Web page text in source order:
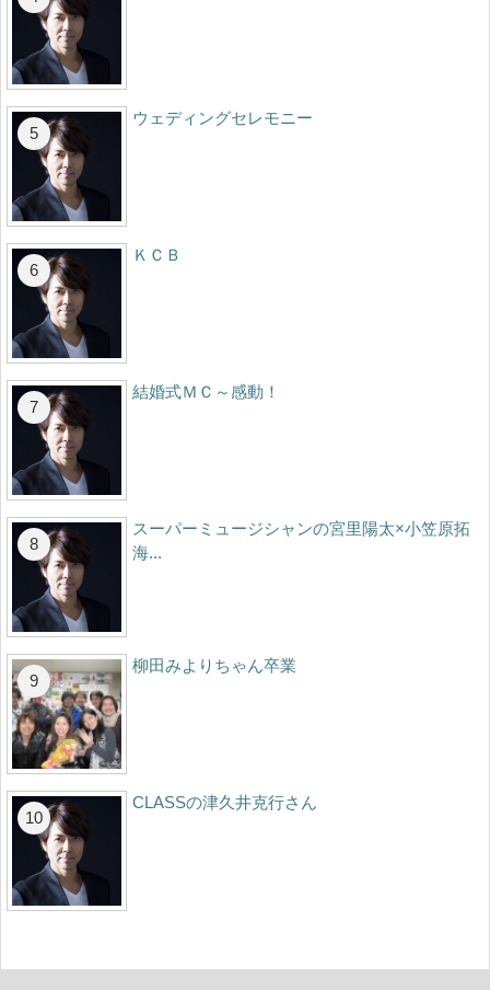
ウェディングセレモニー
ＫＣＢ
結婚式ＭＣ～感動！
スーパーミュージシャンの宮里陽太×小笠原拓
海...
柳田みよりちゃん卒業
CLASSの津久井克行さん